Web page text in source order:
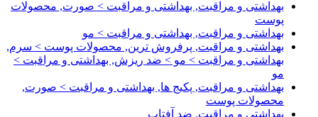
بهداشتی و مراقبت, بهداشتی و مراقبت > صورت, محصولات
پوست
بهداشتی و مراقبت, بهداشتی و مراقبت > مو
بهداشتی و مراقبت, پرفروش ترین, محصولات پوست > سرم,
بهداشتی و مراقبت > مو > ضد ریزش, بهداشتی و مراقبت >
مو
بهداشتی و مراقبت, پکیج ها, بهداشتی و مراقبت > صورت,
محصولات پوست
بهداشتی و مراقبت, ضد آفتاب